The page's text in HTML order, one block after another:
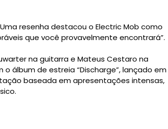
resenha destacou o Electric Mob como
que você provavelmente encontrará”.
na guitarra e Mateus Cestaro na
álbum de estreia “Discharge”, lançado em
baseada em apresentações intensas,